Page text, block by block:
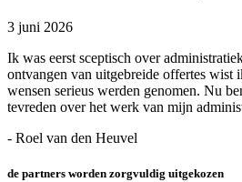
3 juni 2026
Ik was eerst sceptisch over
ontvangen van uitgebreide offertes wist
wensen serieus werden genomen. Nu
tevreden over het werk van mijn
- Roel van den Heuvel
de partners worden zorgvuldig uitgekozen